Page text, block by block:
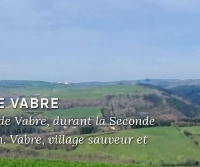
VABRE
Vabre, durant la Seconde
Vabre, village sauveur et